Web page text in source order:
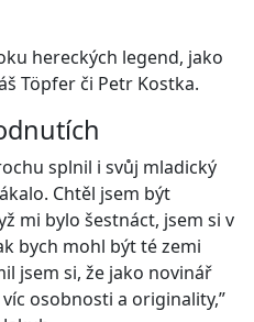
hereckých legend, jako
Töpfer či Petr Kostka.
splnil i svůj mladický
Chtěl jsem být
mi bylo šestnáct, jsem si v
bych mohl být té zemi
jsem si, že jako novinář
osobnosti a originality,”